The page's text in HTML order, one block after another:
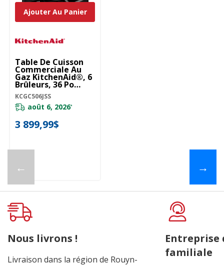
←
Table De Cuisson
Commerciale Au
Gaz KitchenAid®, 6
Brûleurs, 36 Po
KCGC506JSS
KCGC506JSS
août 6, 2026*
3 899,99$
Ajouter Au Panier
→
Nous livrons !
Livraison dans la région de Rouyn-
Entreprise
familiale